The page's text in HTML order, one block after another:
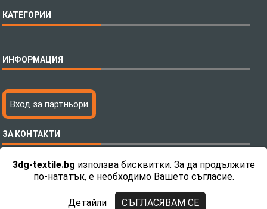
3dg-textile.bg използва бисквитки. За да продължите
по-нататък, е необходимо Вашето съгласие.
Детайли СЪГЛАСЯВАМ СЕ
КАТЕГОРИИ
Бебешки спални комплекти
Тениски с пълноцветен печат
Хавлиени кърпи
Пончо за водни спортове
Микрофибърни Велурени Кърпи
Детски пончота
ИНФОРМАЦИЯ
Технология на печатане
Файлове за печат
Как да поръчам?
С какво сме различни?
Контакти
Вход за партньори
ЗА КОНТАКТИ
Телефон:0892 26 04 34 / 0896 57 42 42